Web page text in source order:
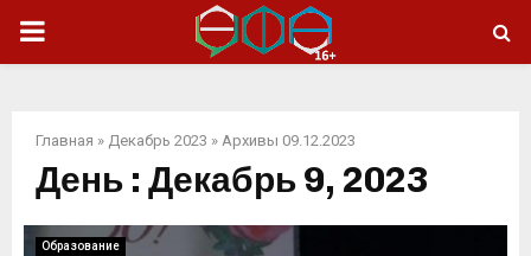
ОСНОВНОЕ
Главная » Декабрь 2023 » Архивы 09.12.2023
День : Декабрь 9, 2023
Образование